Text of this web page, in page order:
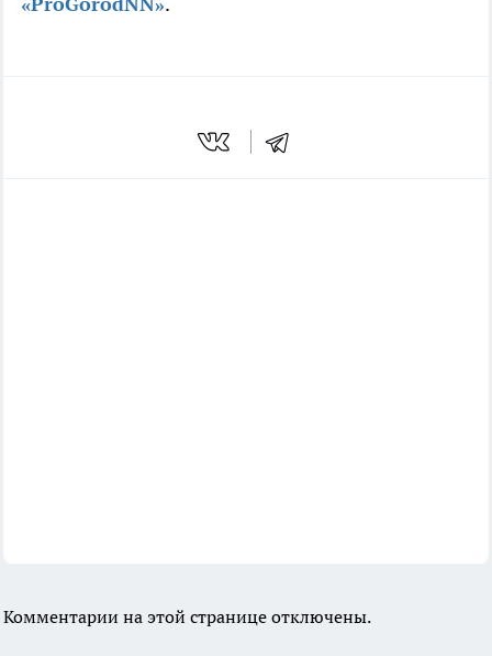
Комментарии на этой странице отключены.